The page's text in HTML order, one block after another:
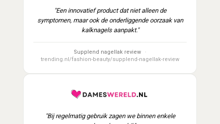
"Een innovatief product dat niet alleen de
symptomen, maar ook de onderliggende oorzaak van
kalknagels aanpakt."
Supplend nagellak review
trending.nl/fashion-beauty/supplend-nagellak-review
"Bij regelmatig gebruik zagen we binnen enkele